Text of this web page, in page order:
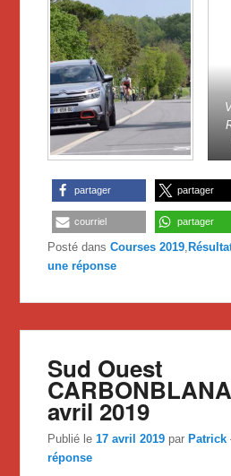
partager partager
courriel partager
Posté dans Courses 2019,
une réponse
Sud Ouest
avril 2019
Publié le17 avril 2019 par Patrick
réponse